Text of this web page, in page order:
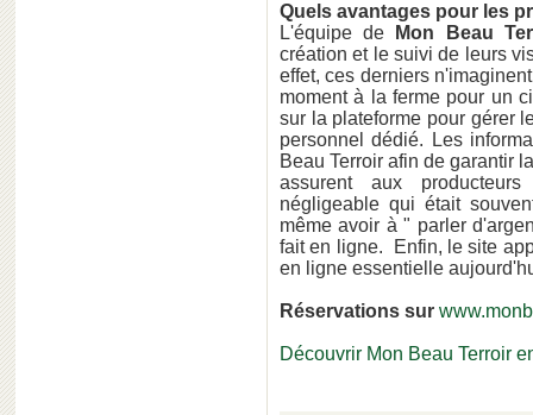
Quels avantages pour les
L'équipe de
Mon Beau
création et le suivi de leurs
effet, ces derniers
moment à la ferme pour un
sur la plateforme pour gérer
personnel dédié. Les
Beau Terroir afin de garantir
assurent aux
négligeable qui était
même avoir à " parler
fait en ligne. Enfin, le site
en ligne essentielle
Réservations sur
Découvrir Mon Beau Terroir